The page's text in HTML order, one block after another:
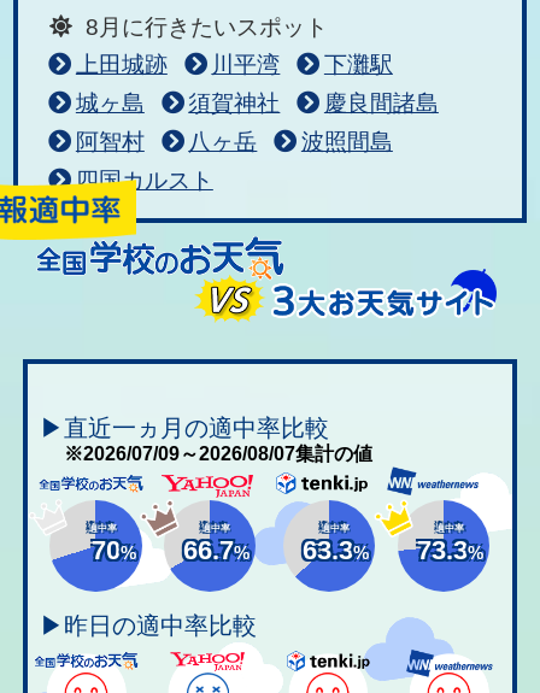
8月に行きたいスポット
上田城跡
川平湾
下灘駅
城ヶ島
須賀神社
慶良間諸島
阿智村
八ヶ岳
波照間島
四国カルスト
▶直近一ヵ月の適中率比較
※2026/07/09～2026/08/07集計の値
適中率
70%
適中率
66.7%
適中率
63.3%
適中率
73.3%
▶昨日の適中率比較